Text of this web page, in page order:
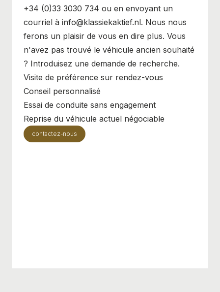
+34 (0)33 3030 734 ou en envoyant un
courriel à info@klassiekaktief.nl. Nous nous
ferons un plaisir de vous en dire plus. Vous
n'avez pas trouvé le véhicule ancien souhaité
? Introduisez une demande de recherche.
Visite de préférence sur rendez-vous
Conseil personnalisé
Essai de conduite sans engagement
Reprise du véhicule actuel négociable
contactez-nous